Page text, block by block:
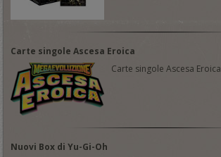
Carte singole Ascesa Eroica
Carte singole Ascesa Eroica
Nuovi Box di Yu-Gi-Oh